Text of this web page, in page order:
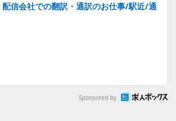
信会社での翻訳・通訳のお仕事/駅近/通
Sponsored by